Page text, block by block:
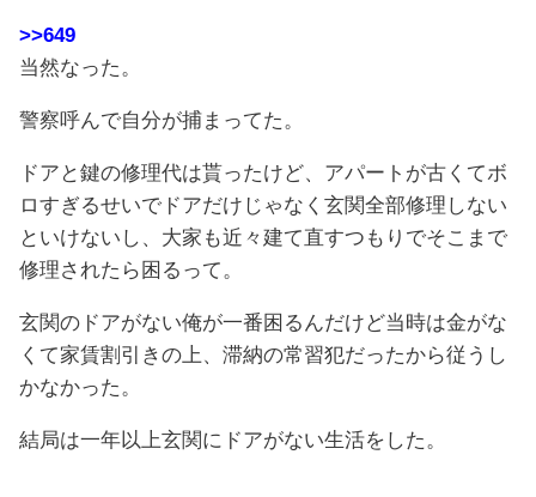
>>649
当然なった。
警察呼んで自分が捕まってた。
ドアと鍵の修理代は貰ったけど、アパートが古くてボ
ロすぎるせいでドアだけじゃなく玄関全部修理しない
といけないし、大家も近々建て直すつもりでそこまで
修理されたら困るって。
玄関のドアがない俺が一番困るんだけど当時は金がな
くて家賃割引きの上、滞納の常習犯だったから従うし
かなかった。
結局は一年以上玄関にドアがない生活をした。